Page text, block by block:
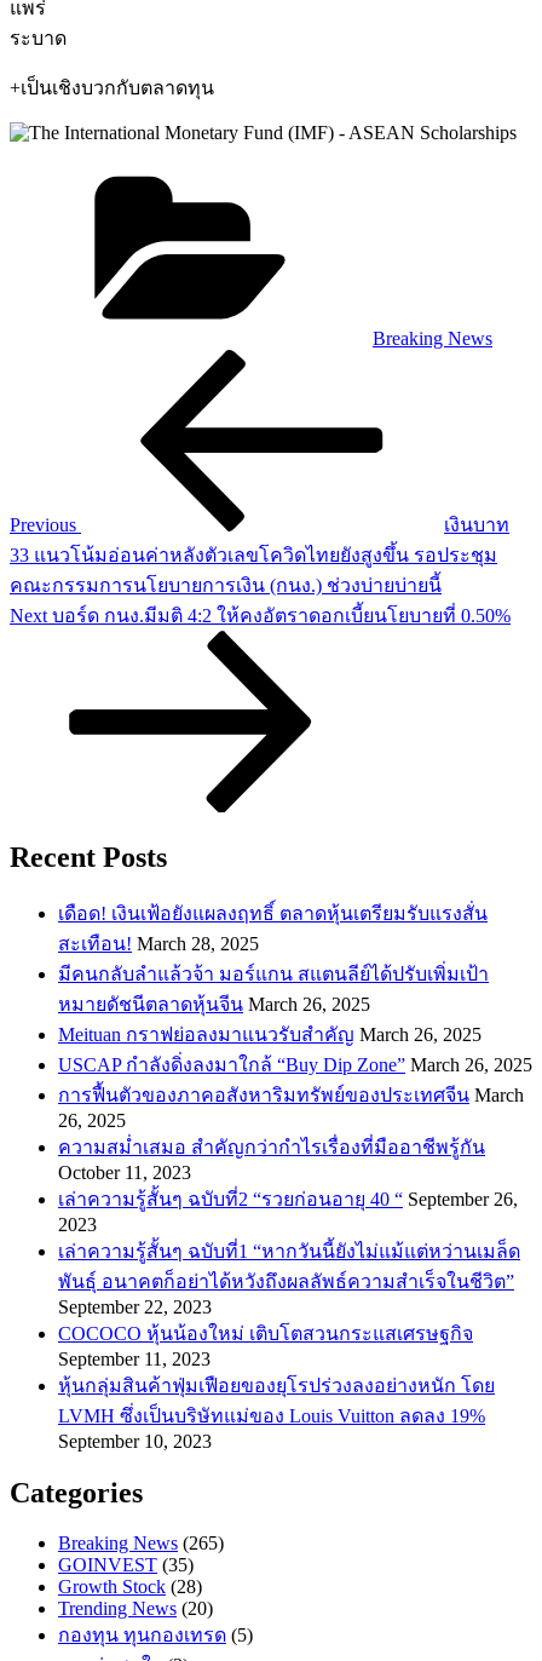
แพร่
ระบาด
+เป็นเชิงบวกกับตลาดทุน
Breaking News
Previous
เงินบาท
33 แนวโน้มอ่อนค่าหลังตัวเลขโควิดไทยยังสูงขึ้น รอประชุม
คณะกรรมการนโยบายการเงิน (กนง.) ช่วงบ่ายบ่ายนี้
Next
Post
Next บอร์ด กนง.มีมติ 4:2 ให้คงอัตราดอกเบี้ยนโยบายที่ 0.50%
Recent Posts
เดือด! เงินเฟ้อยังแผลงฤทธิ์ ตลาดหุ้นเตรียมรับแรงสั่น
สะเทือน! March 28, 2025
​มีคนกลับลำแล้วจ้า มอร์แกน สแตนลีย์ได้ปรับเพิ่มเป้า
หมายดัชนีตลาดหุ้นจีน March 26, 2025
Meituan กราฟย่อลงมาแนวรับสำคัญ March 26, 2025
USCAP กำลังดิ่งลงมาใกล้ “Buy Dip Zone” March 26, 2025
การฟื้นตัวของภาคอสังหาริมทรัพย์ของประเทศจีน March
26, 2025
ความสม่ำเสมอ สำคัญกว่ากำไรเรื่องที่มืออาชีพรู้กัน
October 11, 2023
เล่าความรู้สั้นๆ ฉบับที่2 “รวยก่อนอายุ 40 “ September 26,
2023
เล่าความรู้สั้นๆ ฉบับที่1 “หากวันนี้ยังไม่แม้แต่หว่านเมล็ด
พันธ์ุ อนาคตก็อย่าได้หวังถึงผลลัพธ์ความสำเร็จในชีวิต”
September 22, 2023
COCOCO หุ้นน้องใหม่ เติบโตสวนกระแสเศรษฐกิจ
September 11, 2023
หุ้นกลุ่มสินค้าฟุ่มเฟือยของยุโรปร่วงลงอย่างหนัก โดย
LVMH ซึ่งเป็นบริษัทแม่ของ Louis Vuitton ลดลง 19%
September 10, 2023
Categories
Breaking News (265)
GOINVEST (35)
Growth Stock (28)
Trending News (20)
กองทุน ทุนกองเทรด (5)